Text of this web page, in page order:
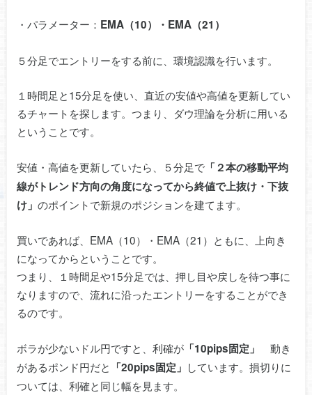
・パラメーター： EMA（10）・EMA（21）
５分足でエントリーをする前に、環境認識を行います。
１時間足と15分足を使い、直近の安値や高値を更新してい
るチャートを探します。つまり、ダウ理論を分析に用いる
ということです。
安値・高値を更新していたら、５分足で「２本の移動平均
線がトレンド方向の角度になってから終値で上抜け・下抜
け」 のポイントで新規のポジションを建てます。
買いであれば、EMA（10）・EMA（21）ともに、上向き
になってからということです。
つまり、１時間足や15分足では、押し目や戻しを待つ事に
なりますので、流れに沿ったエントリーをすることができ
るのです。
ボラが少ないドル円ですと、利確が「10pips固定」
動き
があるポンド円だと 「20pips固定」 しています。損切りに
ついては、利確と同じ幅を見ます。